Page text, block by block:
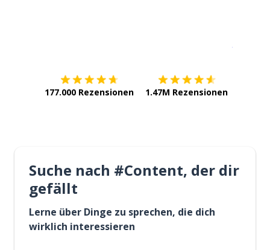
177.000 Rezensionen 1.47M Rezensionen
Suche nach #Content, der dir
gefällt
Lerne über Dinge zu sprechen, die dich
wirklich interessieren